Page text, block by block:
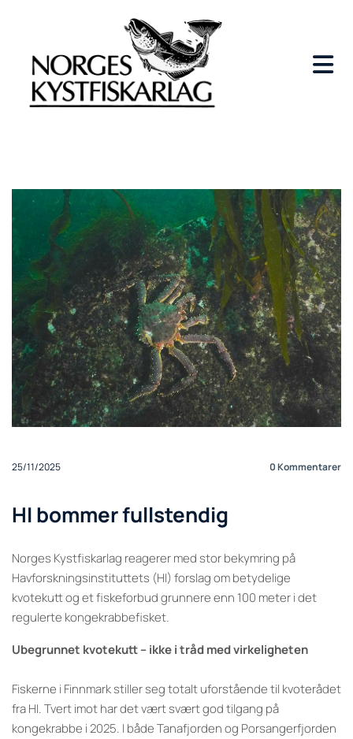
25/11/2025 0Kommentarer
HI bommer fullstendig
Norges Kystfiskarlag reagerer med stor bekymring på
Havforskningsinstituttets (HI) forslag om betydelige
kvotekutt og et fiskeforbud grunnere enn 100 meter i det
regulerte kongekrabbefisket.
Ubegrunnet kvotekutt – ikke i tråd med virkeligheten
Fiskerne i Finnmark stiller seg totalt uforstående til kvoterådet
fra HI. Tvert imot har det vært svært god tilgang på
kongekrabbe i 2025. I både Tanafjorden og Porsangerfjorden